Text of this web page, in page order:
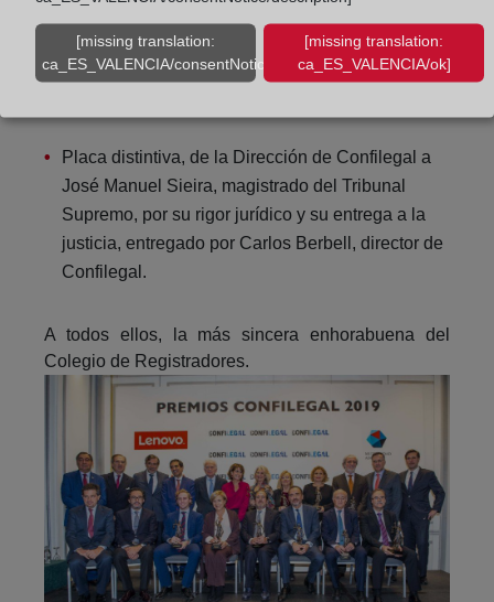
Trayectoria a título póstumo: Juan Picón y
Gonzalo Jiménez-Blanco. Entrega: José María
Alonso, decano del Colegio de Abogados de
Placa distintiva, de la Dirección de Confilegal a
José Manuel Sieira, magistrado del Tribunal
Supremo, por su rigor jurídico y su entrega a la
justicia, entregado por Carlos Berbell, director de
Confilegal.
A todos ellos, la más sincera enhorabuena del
Colegio de Registradores.
[missing translation:
ca_ES_VALENCIA/consentNotice/learnMore]
[missing translation:
ca_ES_VALENCIA/ok]